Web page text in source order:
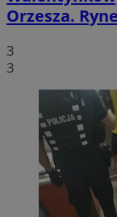
Orzesza.
3
3